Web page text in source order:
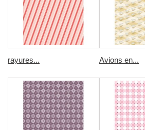
rayures... Avions en...